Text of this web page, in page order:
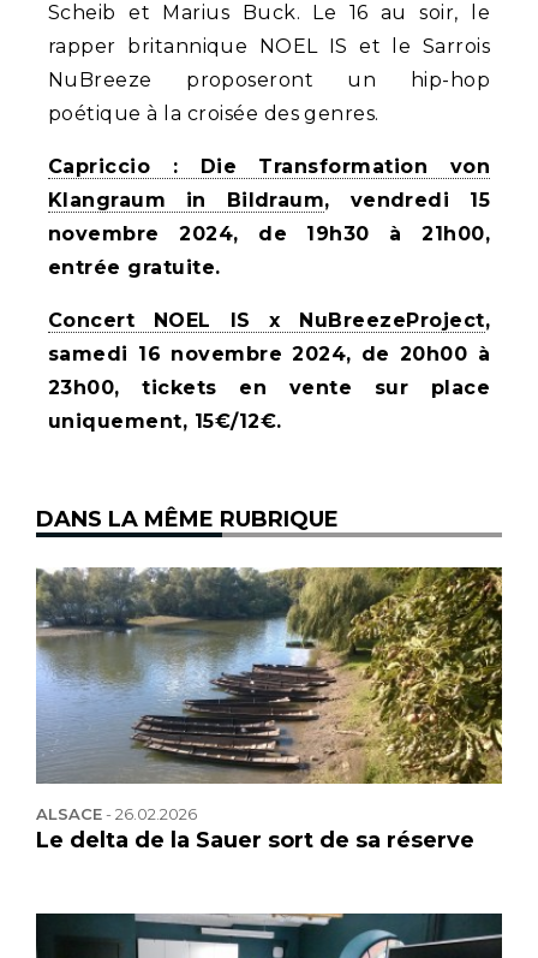
Scheib et Marius Buck. Le 16 au soir, le
rapper britannique NOEL IS et le Sarrois
NuBreeze proposeront un hip-hop
poétique à la croisée des genres.
Capriccio : Die Transformation von
Klangraum in Bildraum, vendredi 15
novembre 2024, de 19h30 à 21h00,
entrée gratuite.
Concert NOEL IS x NuBreezeProject,
samedi 16 novembre 2024, de 20h00 à
23h00, tickets en vente sur place
uniquement, 15€/12€.
DANS LA MÊME RUBRIQUE
ALSACE-26.02.2026
Le delta de la Sauer sort de sa réserve